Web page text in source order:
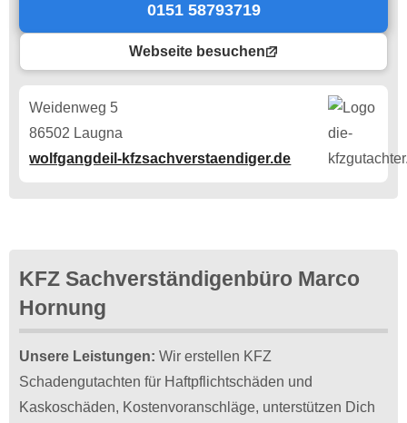
0151 58793719
Webseite besuchen
Weidenweg 5
86502 Laugna
wolfgangdeil-kfzsachverstaendiger.de
KFZ Sachverständigenbüro Marco
Hornung
Unsere Leistungen: Wir erstellen KFZ
Schadengutachten für Haftpflichtschäden und
Kaskoschäden, Kostenvoranschläge, unterstützen Dich